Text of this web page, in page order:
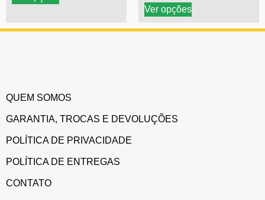
Ver opções
QUEM SOMOS
GARANTIA, TROCAS E DEVOLUÇÕES
POLÍTICA DE PRIVACIDADE
POLÍTICA DE ENTREGAS
CONTATO